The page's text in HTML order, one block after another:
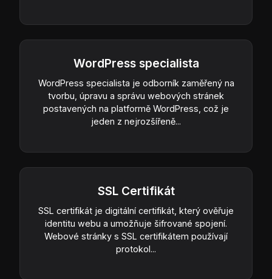
WordPress specialista
WordPress specialista je odborník zaměřený na
tvorbu, úpravu a správu webových stránek
postavených na platformě WordPress, což je
jeden z nejrozšířeně...
SSL Certifikát
SSL certifikát je digitální certifikát, který ověřuje
identitu webu a umožňuje šifrované spojení.
Webové stránky s SSL certifikátem používají
protokol...